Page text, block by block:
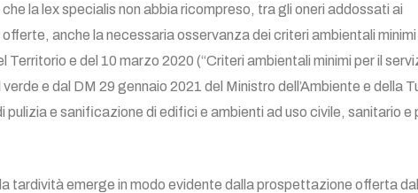
la lex specialis non abbia ricompreso, tra gli oneri addossati ai
anche la necessaria osservanza dei criteri ambientali
e del 10 marzo 2020 (“Criteri ambientali minimi per il
e dal DM 29 gennaio 2021 del Ministro dell’Ambiente e della
e sanificazione di edifici e ambienti ad uso civile, sanitario e
tardività emerge in modo evidente dalla prospettazione offerta